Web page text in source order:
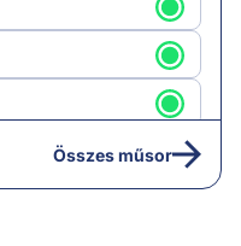
Összes műsor